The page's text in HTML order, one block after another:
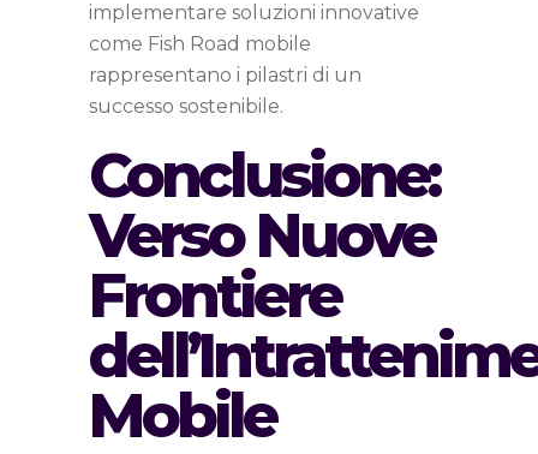
implementare soluzioni innovative
come Fish Road mobile
rappresentano i pilastri di un
successo sostenibile.
Conclusione:
Verso Nuove
Frontiere
Mobile